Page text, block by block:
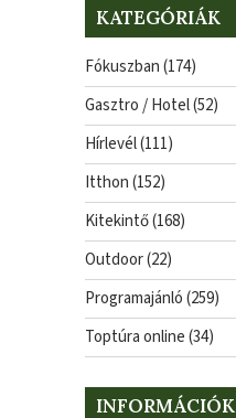
KATEGÓRIÁK
Fókuszban(174)
Gasztro / Hotel(52)
Hírlevél(111)
Itthon(152)
Kitekintő(168)
Outdoor(22)
Programajánló(259)
Toptúra online(34)
INFORMÁCIÓK